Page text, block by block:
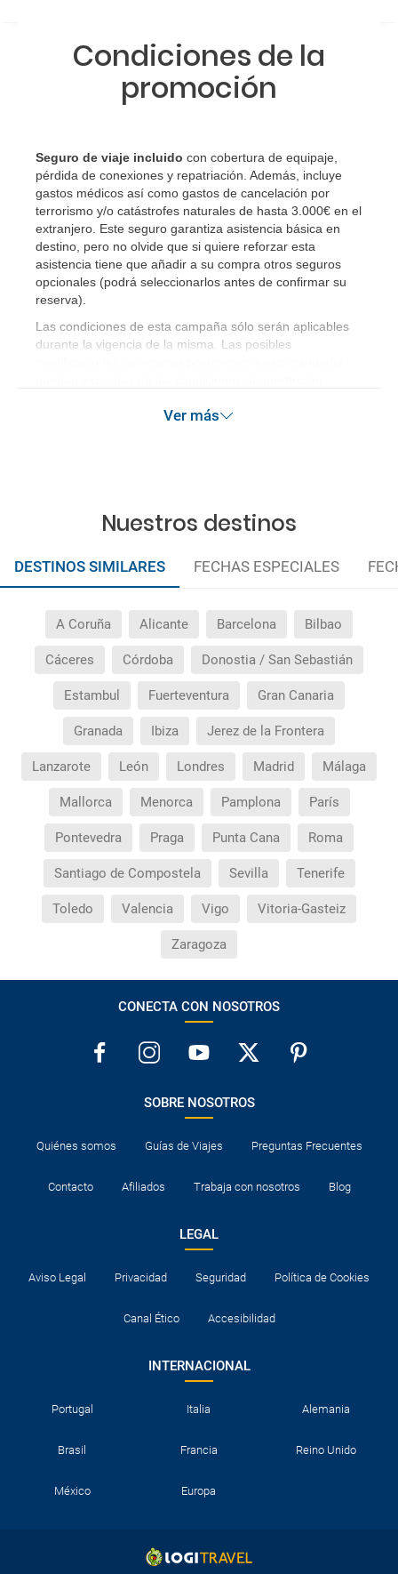
Condiciones de la
promoción
Seguro de viaje incluido con cobertura de equipaje,
pérdida de conexiones y repatriación. Además, incluye
gastos médicos así como gastos de cancelación por
terrorismo y/o catástrofes naturales de hasta 3.000€ en el
extranjero. Este seguro garantiza asistencia básica en
destino, pero no olvide que si quiere reforzar esta
asistencia tiene que añadir a su compra otros seguros
opcionales (podrá seleccionarlos antes de confirmar su
reserva)
Las condiciones de esta campaña sólo serán aplicables
durante la vigencia de la misma. Las posibles
Ver más
Nuestros destinos
DESTINOS SIMILARES FECHAS ESPECIALES
A Coruña Alicante Barcelona Bilbao
Cáceres Córdoba Donostia / San Sebastián
Estambul Fuerteventura Gran Canaria
Granada Ibiza Jerez de la Frontera
Lanzarote León Londres Madrid Málaga
Mallorca Menorca Pamplona París
Pontevedra Praga Punta Cana Roma
Santiago de Compostela Sevilla Tenerife
Toledo Valencia Vigo Vitoria-Gasteiz
Zaragoza
CONECTA CON NOSOTROS
SOBRE NOSOTROS
Quiénes somos Guías de Viajes Preguntas Frecuentes
Contacto Afiliados Trabaja con nosotros Blog
LEGAL
Aviso Legal Privacidad Seguridad Política de Cookies
Canal Ético Accesibilidad
INTERNACIONAL
Portugal Italia Alemania
Brasil Francia Reino Unido
México Europa